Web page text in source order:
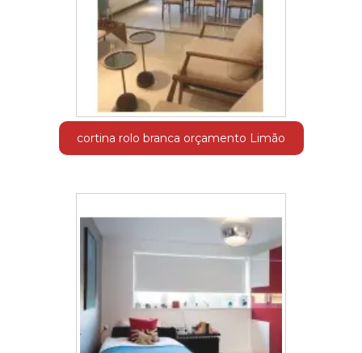
cortina rolo branca orçamento Limão